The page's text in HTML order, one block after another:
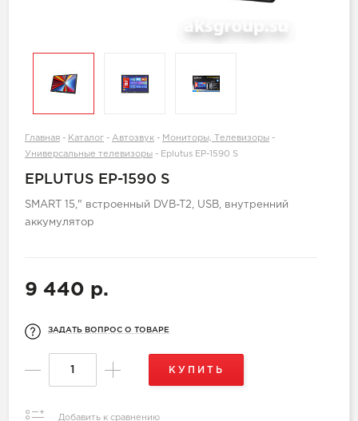
Главная - Каталог - Автозвук - Мониторы, Телевизоры -
Универсальные телевизоры - Eplutus EP-1590 S
EPLUTUS EP-1590 S
SMART 15," встроенный DVB-T2, USB, внутренний
аккумулятор
9 440 р.
ЗАДАТЬ ВОПРОС О ТОВАРЕ
КУПИТЬ
Добавить к сравнению